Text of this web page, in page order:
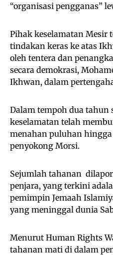
“organisasi pengganas”
Pihak keselamatan Mesir
tindakan keras ke atas
oleh tentera dan
secara demokrasi,
Ikhwan, dalam
Dalam tempoh dua tahun
keselamatan telah
menahan puluhan
penyokong Morsi.
Sejumlah tahanan
penjara, yang terkini
pemimpin Jemaah
yang meninggal dunia
Menurut Human Rights
tahanan mati di dalam